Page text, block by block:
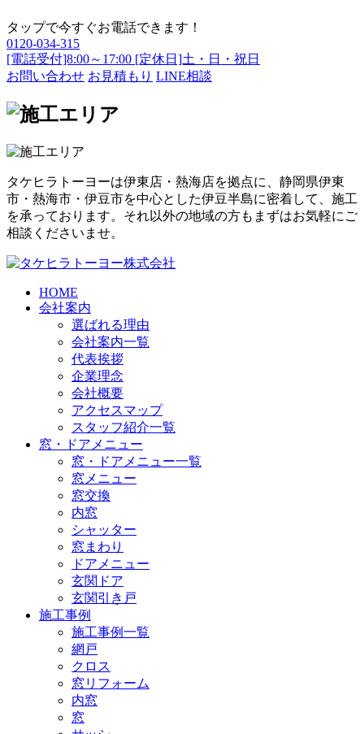
タップで今すぐお電話できます！
0120-034-315
[電話受付]8:00～17:00 [定休日]土・日・祝日
お問い合わせ お見積もり LINE相談
タケヒラトーヨーは伊東店・熱海店を拠点に、静岡県伊東
市・熱海市・伊豆市を中心とした伊豆半島に密着して、施工
を承っております。それ以外の地域の方もまずはお気軽にご
相談くださいませ。
HOME
会社案内
選ばれる理由
会社案内一覧
代表挨拶
企業理念
会社概要
アクセスマップ
スタッフ紹介一覧
窓・ドアメニュー
窓・ドアメニュー一覧
窓メニュー
窓交換
内窓
シャッター
窓まわり
ドアメニュー
玄関ドア
玄関引き戸
施工事例
施工事例一覧
網戸
クロス
窓リフォーム
内窓
窓